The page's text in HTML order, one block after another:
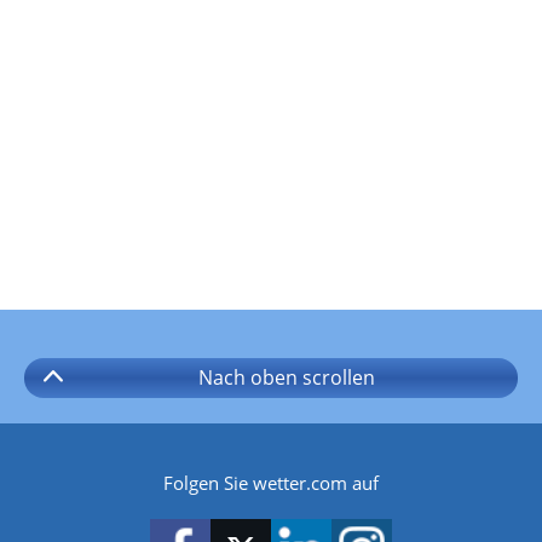
Nach oben scrollen
Folgen Sie wetter.com auf